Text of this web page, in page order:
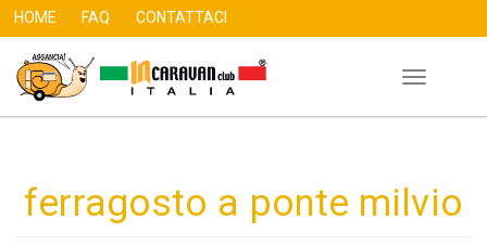
Salta
al
HOME FAQ CONTATTACI
Toggle
ferragosto a ponte milvio